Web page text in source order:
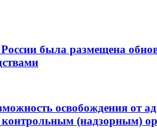
была размещена
освобождения от
контрольным (надзорным)